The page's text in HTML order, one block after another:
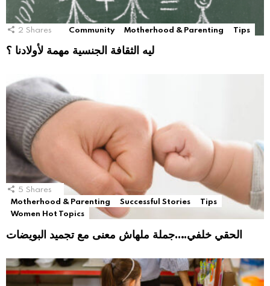
2 Shares Community Motherhood & Parenting Tips
ليه الثقافة الجنسية مهمة لأولادنا ؟
5 Shares
Motherhood & Parenting
Successful Stories
Tips
Women Hot Topics
الحقي خلفي….جملة ملهاش معنى مع تجميد البويضات